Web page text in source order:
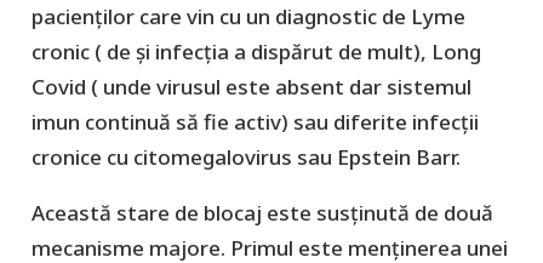
pacienților care vin cu un diagnostic de Lyme
cronic ( de și infecția a dispărut de mult), Long
Covid ( unde virusul este absent dar sistemul
imun continuă să fie activ) sau diferite infecții
cronice cu citomegalovirus sau Epstein Barr.
Această stare de blocaj este susținută de două
mecanisme majore. Primul este menținerea unei